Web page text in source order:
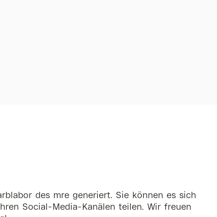
des mre generiert. Sie können es sich
Social-Media-Kanälen teilen. Wir freuen